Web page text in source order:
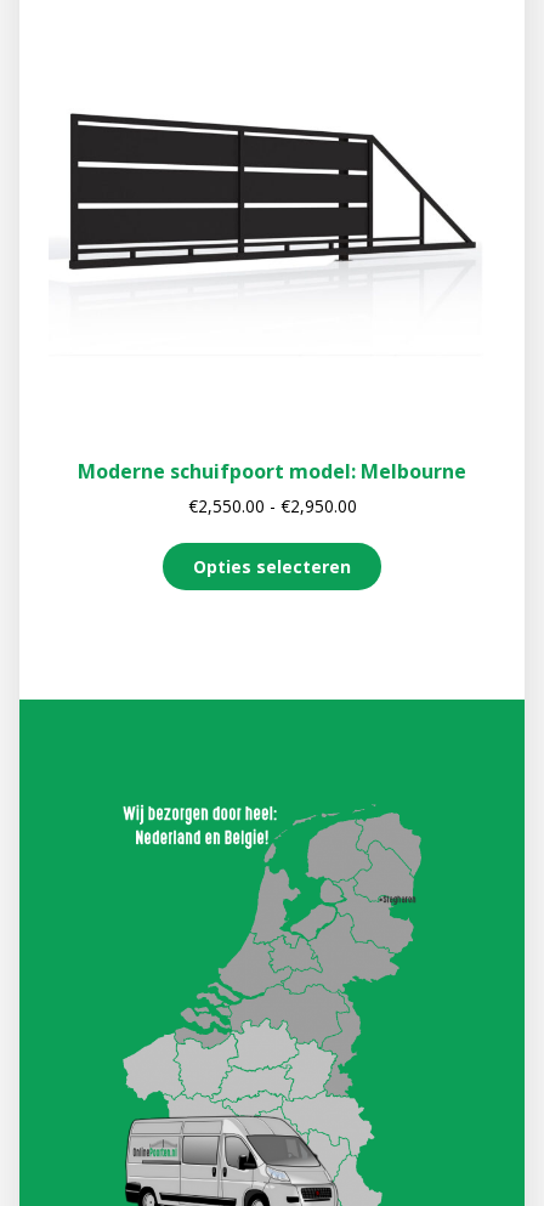
Moderne schuifpoort model: Melbourne
€2,550.00 - €2,950.00
Opties selecteren